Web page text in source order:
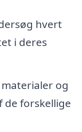
hvert
i deres
og
de forskellige